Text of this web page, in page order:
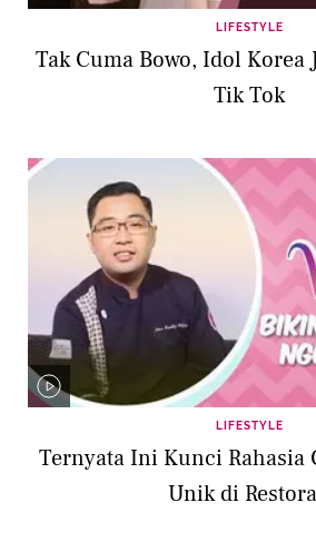
LIFESTYLE
Tak Cuma Bowo, Idol Korea
Tik Tok
LIFESTYLE
Ternyata Ini Kunci Rahasia
Unik di